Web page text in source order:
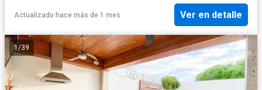
Actualizado hace más de 1 mes Ver en detalle
1/39